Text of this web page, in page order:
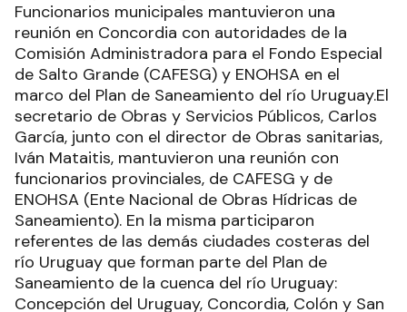
Funcionarios municipales mantuvieron una
reunión en Concordia con autoridades de la
Comisión Administradora para el Fondo Especial
de Salto Grande (CAFESG) y ENOHSA en el
marco del Plan de Saneamiento del río Uruguay.El
secretario de Obras y Servicios Públicos, Carlos
García, junto con el director de Obras sanitarias,
Iván Mataitis, mantuvieron una reunión con
funcionarios provinciales, de CAFESG y de
ENOHSA (Ente Nacional de Obras Hídricas de
Saneamiento). En la misma participaron
referentes de las demás ciudades costeras del
río Uruguay que forman parte del Plan de
Saneamiento de la cuenca del río Uruguay:
Concepción del Uruguay, Concordia, Colón y San